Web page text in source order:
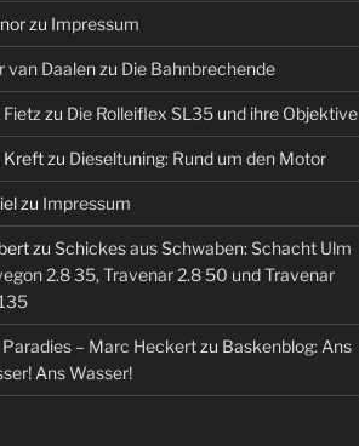
zu Impressum
van Daalenzu Die Bahnbrechende
Fietz zu Die Rolleiflex SL35 und ihre Objektive
Kreftzu Dieseltuning: Rund um den Motor
zu Impressum
zu Schickes aus Schwaben: Schacht Ulm
2.8 35, Travenar 2.8 50 und Travenar
Paradies – Marc Heckertzu Baskenblog: Ans
Ans Wasser!